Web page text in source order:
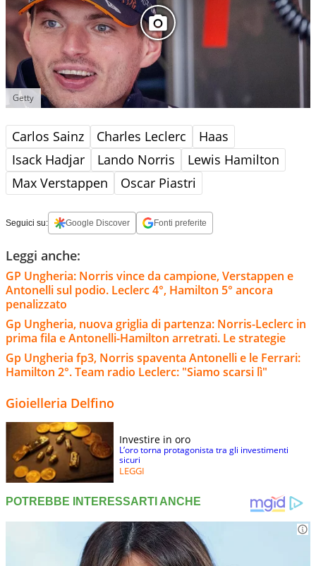
Getty
Carlos Sainz Charles Leclerc
Haas
Isack Hadjar
Lando Norris
Lewis Hamilton
Max Verstappen
Oscar Piastri
Seguici su: Google Discover Fonti preferite
Leggi anche:
GP Ungheria: Norris vince da campione, Verstappen e
Antonelli sul podio. Leclerc 4°, Hamilton 5° ancora
penalizzato
Gp Ungheria, nuova griglia di partenza: Norris-Leclerc in
prima fila e Antonelli-Hamilton arretrati. Le strategie
Gp Ungheria fp3, Norris spaventa Antonelli e le Ferrari:
Hamilton 2°. Team radio Leclerc: "Siamo scarsi lì"
Gioielleria Delfino
Investire in oro
L’oro torna protagonista tra gli investimenti
sicuri
LEGGI